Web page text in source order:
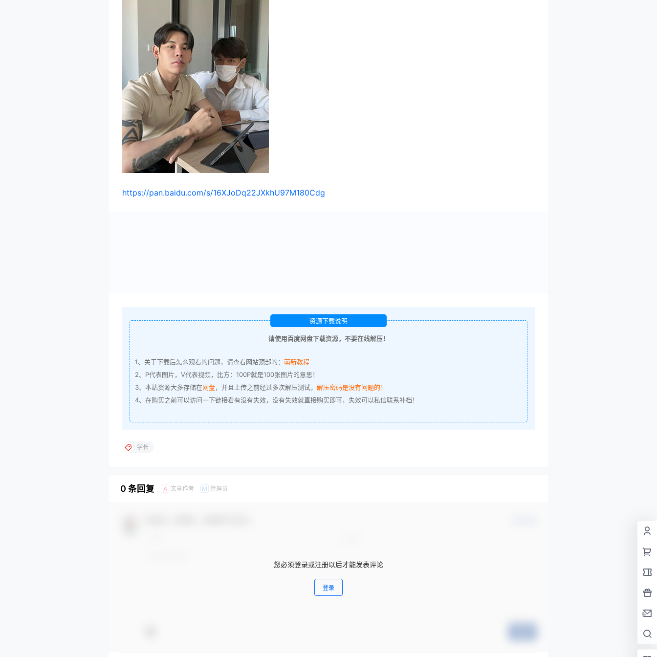
https://pan.baidu.com/s/16XJoDq22JXkhU97M180Cdg
资源下载说明
请使用百度网盘下载资源，不要在线解压！
1、关于下载后怎么观看的问题，请查看网站顶部的： 萌新教程
2、P代表图片，V代表视频，比方：100P就是100张图片的意思！
3、本站资源大多存储在网盘，并且上传之前经过多次解压测试， 解压密码是没有问题的！
4、在购买之前可以访问一下链接看有没有失效，没有失效就直接购买即可，失效可以私信联系补档！
学长
0 条回复 A 文章作者 M 管理员
您必须登录或注册以后才能发表评论
登录